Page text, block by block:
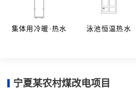
集体用冷暖·热水 泳池恒温热水
宁夏某农村煤改电项目